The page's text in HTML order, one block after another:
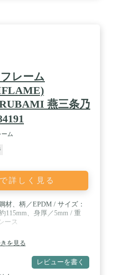
品質！伝統手法で作られた
の技術で作り上げた全鋼の
やすく、オーソドックスな
やすいです。曲線刃が力を
やすく、薪割りはもちろ
の万能型です。 / 【オイル
革製カバーが付属】この斧
ためにオイルコーティング
め、使用時に手や服などに
すので、注意が必要です。
いため、取り扱いには十分
後は、専用の保護カバーに
レーム
燕三条乃
ーム
詳しく見る
材、柄／EPDM / サイズ：
115mm、身厚／5mm / 重
ース
を見る
レビューを書く